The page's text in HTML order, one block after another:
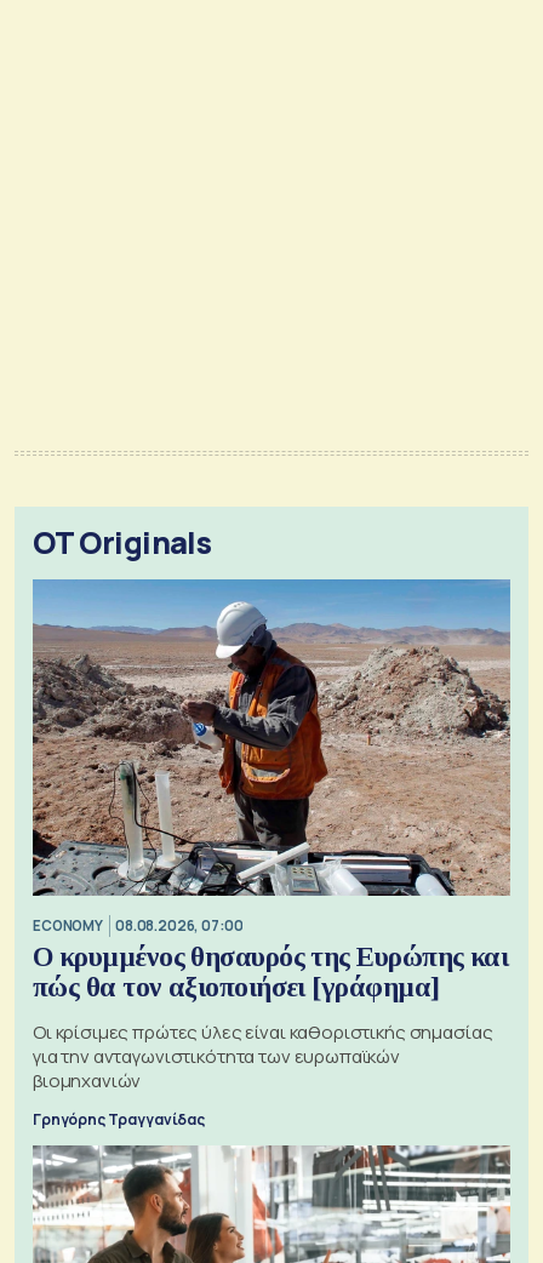
OT Originals
ECONOMY 08.08.2026, 07:00
Ο κρυμμένος θησαυρός της Ευρώπης και
πώς θα τον αξιοποιήσει [γράφημα]
Οι κρίσιμες πρώτες ύλες είναι καθοριστικής σημασίας
για την ανταγωνιστικότητα των ευρωπαϊκών
βιομηχανιών
Γρηγόρης Τραγγανίδας